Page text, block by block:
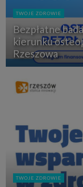
TWOJE ZDROWIE
Bezpłatne
kierunku
Rzeszowa
TWOJE ZDROWIE